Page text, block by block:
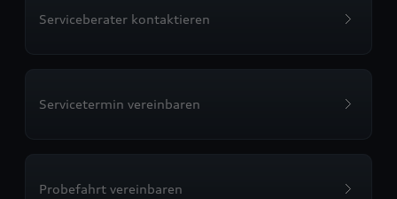
Serviceberater kontaktieren
Servicetermin vereinbaren
Probefahrt vereinbaren